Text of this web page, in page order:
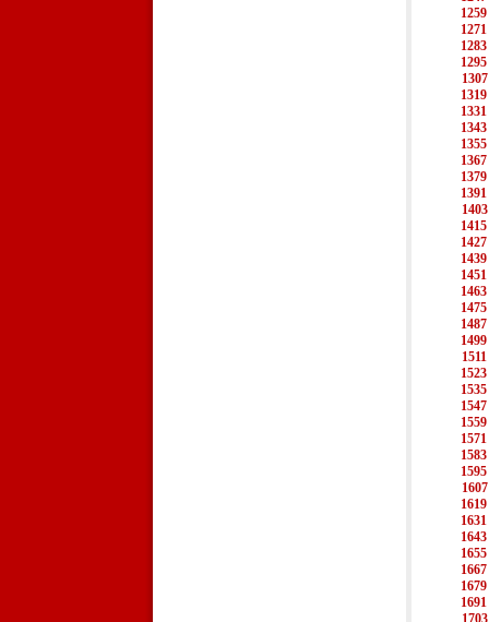
1259
1271
1283
1295
1307
1319
1331
1343
1355
1367
1379
1391
1403
1415
1427
1439
1451
1463
1475
1487
1499
1511
1523
1535
1547
1559
1571
1583
1595
1607
1619
1631
1643
1655
1667
1679
1691
1703